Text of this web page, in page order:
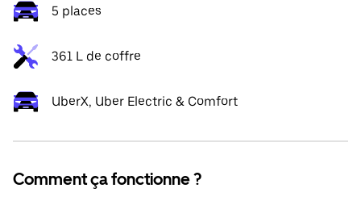
5 places
361 L de coffre
UberX, Uber Electric & Comfort
Comment ça fonctionne ?